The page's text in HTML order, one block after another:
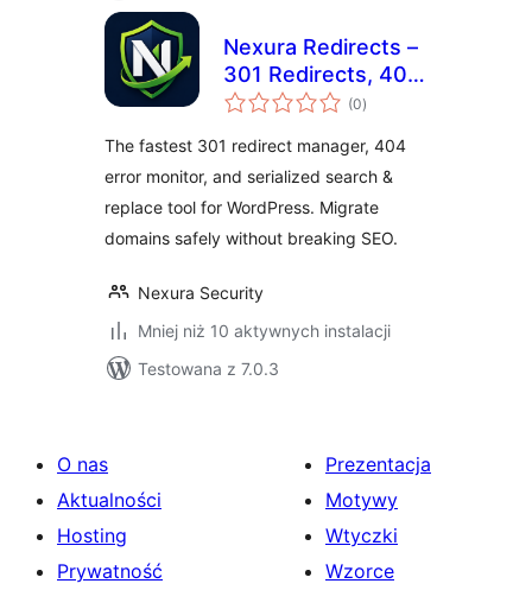
Nexura Redirects –
301 Redirects, 404
Monitor & DB
(0wszystkich
ocen
)
The fastest 301 redirect manager, 404
error monitor, and serialized search &
replace tool for WordPress. Migrate
domains safely without breaking SEO.
Nexura Security
Mniej niż 10 aktywnych instalacji
Testowana z 7.0.3
O nas
Aktualności
Hosting
Prywatność
Prezentacja
Motywy
Wtyczki
Wzorce